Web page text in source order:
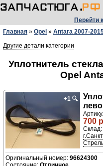
Перейти
Главная » Opel » Antara 2007-
Другие детали категории
Уплотнитель
Opel
+1 🔍
700
Склад:
96624300